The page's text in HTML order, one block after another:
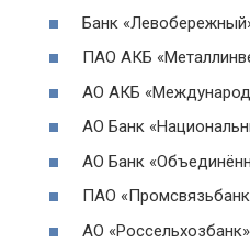
Банк
ПАО АКБ
АО АКБ
АО Банк
АО Банк
ПАО
АО